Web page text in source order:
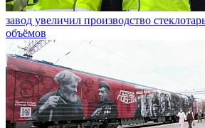
завод увеличил производство
объёмов